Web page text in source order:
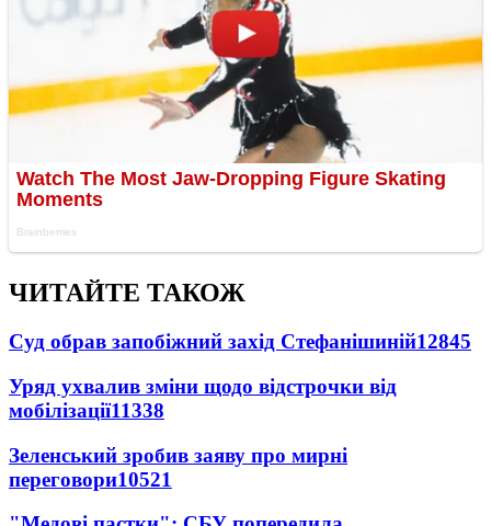
ЧИТАЙТЕ ТАКОЖ
Суд обрав запобіжний захід Стефанішиній12845
Уряд ухвалив зміни щодо відстрочки від
мобілізації11338
Зеленський зробив заяву про мирні
переговори10521